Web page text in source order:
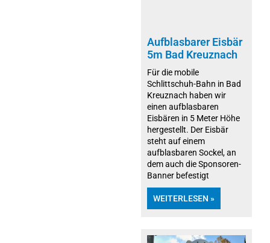
Aufblasbarer Eisbär
5m Bad Kreuznach
Für die mobile
Schlittschuh-Bahn in Bad
Kreuznach haben wir
einen aufblasbaren
Eisbären in 5 Meter Höhe
hergestellt. Der Eisbär
steht auf einem
aufblasbaren Sockel, an
dem auch die Sponsoren-
Banner befestigt
WEITERLESEN »